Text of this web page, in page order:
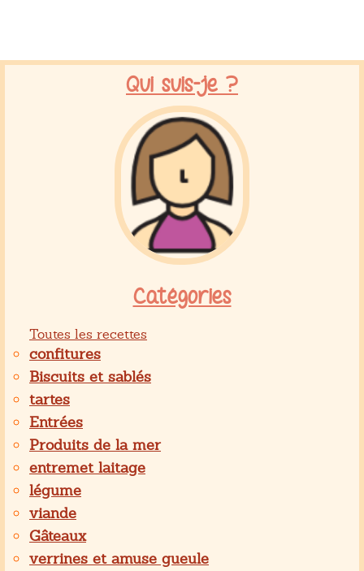
Qui suis-je ?
Catégories
Toutes les recettes
confitures
Biscuits et sablés
tartes
Entrées
Produits de la mer
entremet laitage
légume
viande
Gâteaux
verrines et amuse gueule